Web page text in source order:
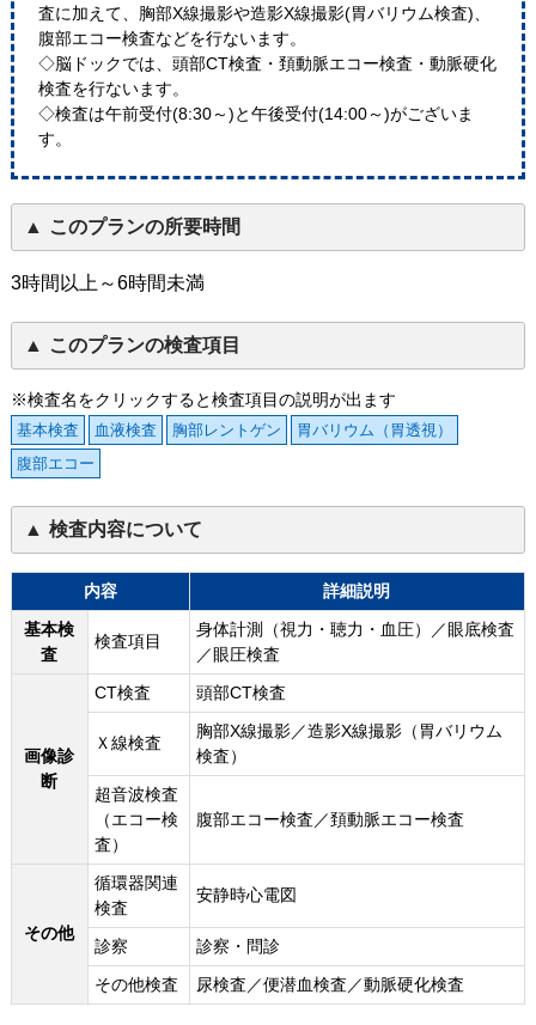
査に加えて、胸部X線撮影や造影X線撮影(胃バリウム検査)、
腹部エコー検査などを行ないます。
◇脳ドックでは、頭部CT検査・頚動脈エコー検査・動脈硬化
検査を行ないます。
◇検査は午前受付(8:30～)と午後受付(14:00～)がございま
す。
このプランの所要時間
3時間以上～6時間未満
このプランの検査項目
※検査名をクリックすると検査項目の説明が出ます
基本検査 血液検査 胸部レントゲン
胃バリウム（胃透視）
腹部エコー
検査内容について
内容
詳細説明
基本検
査
検査項目
身体計測（視力・聴力・血圧）／眼底検査
／眼圧検査
画像診
断
CT検査 頭部CT検査
Ｘ線検査
胸部X線撮影／造影X線撮影（胃バリウム
検査）
超音波検査
（エコー検
査）
腹部エコー検査／頚動脈エコー検査
その他
循環器関連
検査
安静時心電図
診察
診察・問診
その他検査
尿検査／便潜血検査／動脈硬化検査